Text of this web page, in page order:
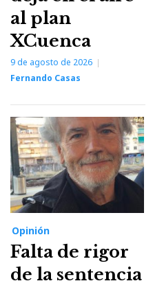
al plan
XCuenca
9 de agosto de 2026
Fernando Casas
Opinión
Falta de rigor
de la sentencia